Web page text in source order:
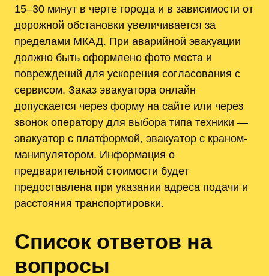
15–30 минут в черте города и в зависимости от
дорожной обстановки увеличивается за
пределами МКАД. При аварийной эвакуации
должно быть оформлено фото места и
повреждений для ускорения согласования с
сервисом. Заказ эвакуатора онлайн
допускается через форму на сайте или через
звонок оператору для выбора типа техники —
эвакуатор с платформой, эвакуатор с краном-
манипулятором. Информация о
предварительной стоимости будет
предоставлена при указании адреса подачи и
расстояния транспортировки.
Список ответов на
вопросы